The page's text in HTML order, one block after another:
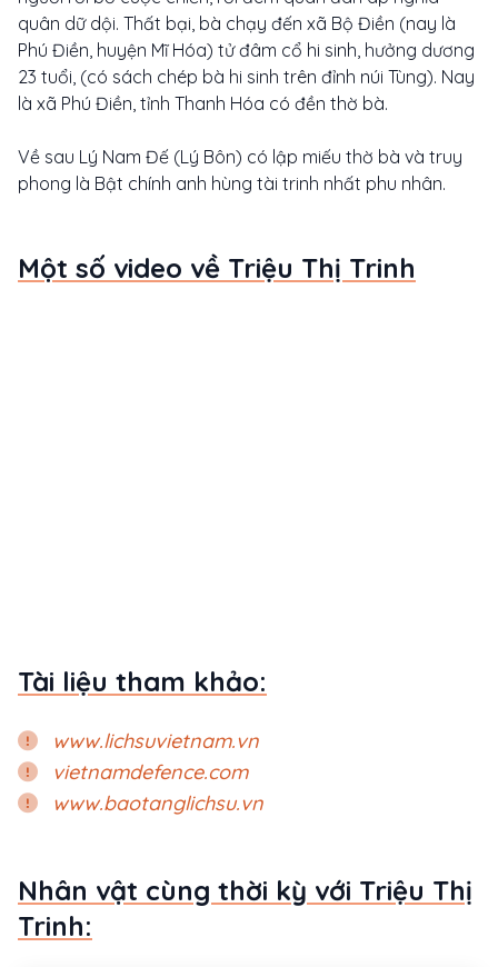
quân dữ dội. Thất bại, bà chạy đến xã Bộ Điền (nay là
Phú Điền, huyện Mĩ Hóa) tử đâm cổ hi sinh, hưởng dương
23 tuổi, (có sách chép bà hi sinh trên đỉnh núi Tùng). Nay
là xã Phú Điền, tỉnh Thanh Hóa có đền thờ bà.
Về sau Lý Nam Đế (Lý Bôn) có lập miếu thờ bà và truy
phong là Bật chính anh hùng tài trinh nhất phu nhân.
Một số video về Triệu Thị Trinh
Tài liệu tham khảo:
www.lichsuvietnam.vn
vietnamdefence.com
www.baotanglichsu.vn
Nhân vật cùng thời kỳ với Triệu Thị
Trinh: